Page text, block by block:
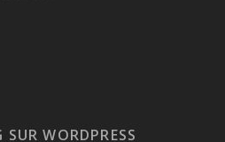
WORDPRESS